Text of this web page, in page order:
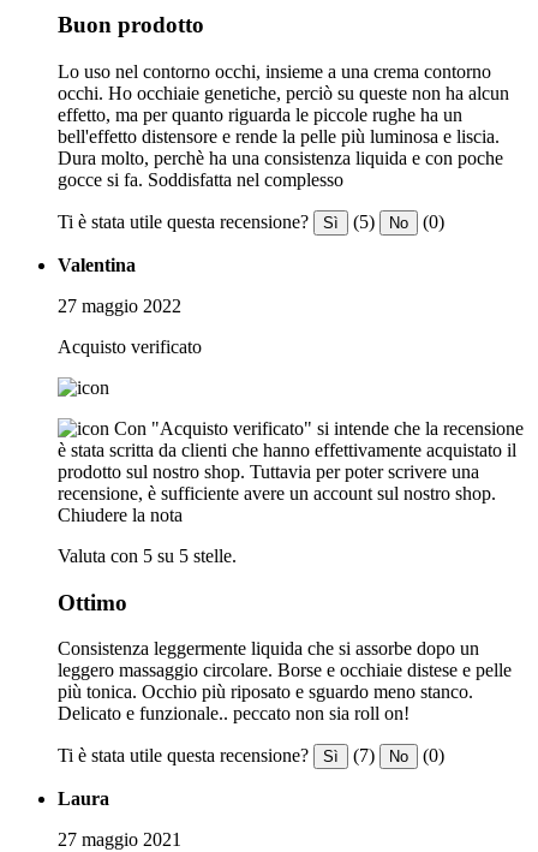
Buon prodotto
Lo uso nel contorno occhi, insieme a una crema contorno
occhi. Ho occhiaie genetiche, perciò su queste non ha alcun
effetto, ma per quanto riguarda le piccole rughe ha un
bell'effetto distensore e rende la pelle più luminosa e liscia.
Dura molto, perchè ha una consistenza liquida e con poche
gocce si fa. Soddisfatta nel complesso
Ti è stata utile questa recensione? Sì (5) No (0)
Valentina
27 maggio 2022
Acquisto verificato
Con "Acquisto verificato" si intende che la recensione
è stata scritta da clienti che hanno effettivamente acquistato il
prodotto sul nostro shop. Tuttavia per poter scrivere una
recensione, è sufficiente avere un account sul nostro shop.
Chiudere la nota
Valuta con 5 su 5 stelle.
Ottimo
Consistenza leggermente liquida che si assorbe dopo un
leggero massaggio circolare. Borse e occhiaie distese e pelle
più tonica. Occhio più riposato e sguardo meno stanco.
Delicato e funzionale.. peccato non sia roll on!
Ti è stata utile questa recensione? Sì (7) No (0)
Laura
27 maggio 2021